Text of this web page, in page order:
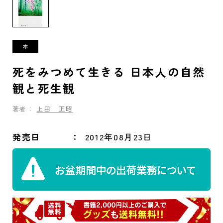
死をみつめて生きる 日本人の自然
観と死生観
著者： 上田 正昭
発売日 2012年08月23日